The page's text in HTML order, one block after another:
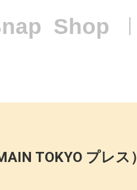
Shop
TOKYO プレス）